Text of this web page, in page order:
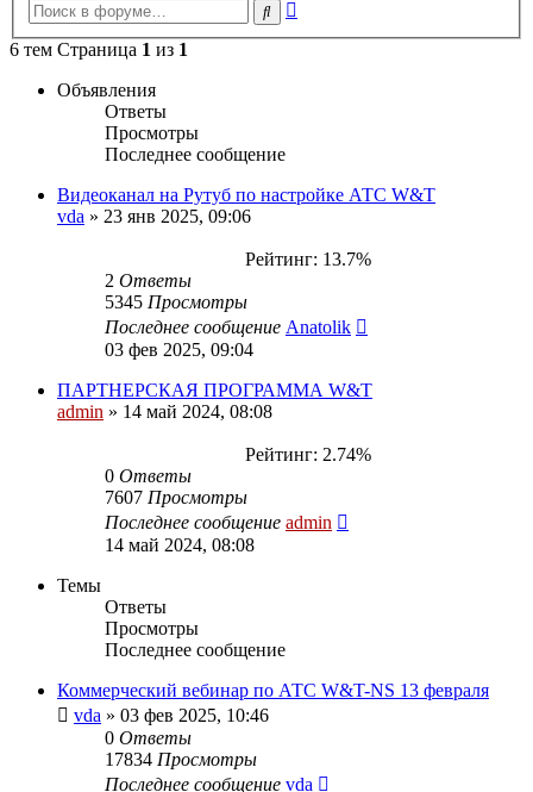
Поиск
6 тем Страница 1 из 1
Объявления
Ответы
Просмотры
Последнее сообщение
Видеоканал на Рутуб по настройке АТС W&T
vda » 23 янв 2025, 09:06
Рейтинг: 13.7%
2 Ответы
5345 Просмотры
Последнее сообщение Anatolik
03 фев 2025, 09:04
ПАРТНЕРСКАЯ ПРОГРАММА W&T
admin » 14 май 2024, 08:08
Рейтинг: 2.74%
0 Ответы
7607 Просмотры
Последнее сообщение admin
14 май 2024, 08:08
Темы
Ответы
Просмотры
Последнее сообщение
Коммерческий вебинар по АТС W&T-NS 13 февраля
vda » 03 фев 2025, 10:46
0 Ответы
17834 Просмотры
Последнее сообщение vda